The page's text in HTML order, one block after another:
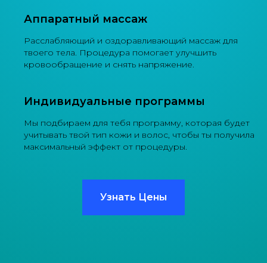
Аппаратный массаж
Расслабляющий и оздоравливающий массаж для
твоего тела. Процедура помогает улучшить
кровообращение и снять напряжение.
Индивидуальные программы
Мы подбираем для тебя программу, которая будет
учитывать твой тип кожи и волос, чтобы ты получила
максимальный эффект от процедуры.
Узнать Цены